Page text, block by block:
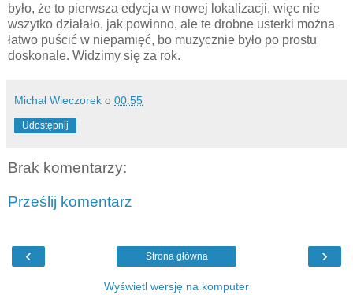
było, że to pierwsza edycja w nowej lokalizacji, więc nie
wszytko działało, jak powinno, ale te drobne usterki można
łatwo puścić w niepamięć, bo muzycznie było po prostu
doskonale. Widzimy się za rok.
Michał Wieczorek o 00:55
Udostępnij
Brak komentarzy:
Prześlij komentarz
‹ ›
Strona główna
Wyświetl wersję na komputer